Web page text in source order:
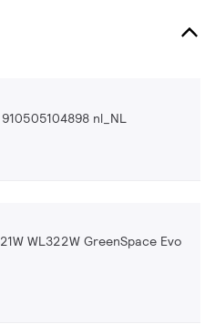
nl_NL
WL322W GreenSpace Evo